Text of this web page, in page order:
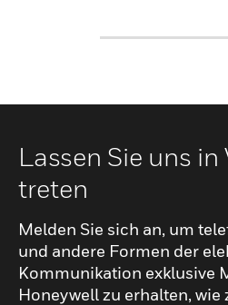
Lassen Sie uns
treten
Melden Sie sich an, um
und andere Formen der
Kommunikation exklusive
Honeywell zu erhalten, wie